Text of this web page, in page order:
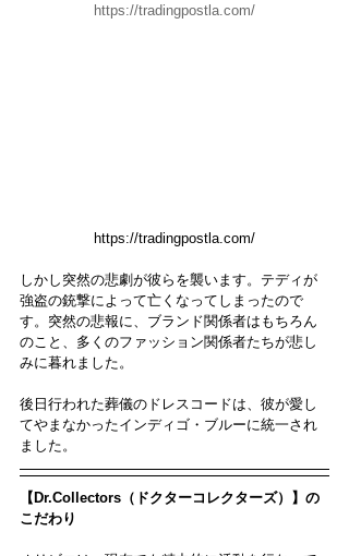
https://tradingpostla.com/
https://tradingpostla.com/
しかし突然の悲劇が彼らを襲います。テディが
強盗の銃撃によって亡くなってしまったので
す。突然の悲報に、ブランド関係者はもちろん
のこと、多くのファッション関係者たちが悲し
みに暮れました。
後日行われた葬儀のドレスコードは、彼が愛し
てやまなかったインディゴ・ブルーに統一され
ました。
【Dr.Collectors（ドクターコレクターズ）】の
こだわり